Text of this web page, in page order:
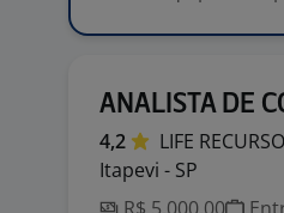
ANALISTA DE
4,2 LIFE
Itapevi - SP